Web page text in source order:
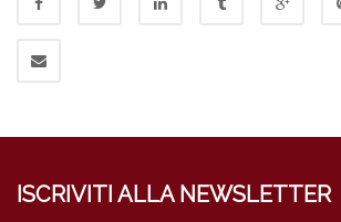
ISCRIVITI ALLA NEWSLETTER